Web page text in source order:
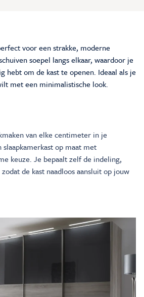
voor een strakke, moderne
soepel langs elkaar, waardoor je
hebt om de kast te openen. Ideaal als je
met een minimalistische look.
van elke centimeter in je
slaapkamerkast op maat met
keuze. Je bepaalt zelf de indeling,
de kast naadloos aansluit op jouw